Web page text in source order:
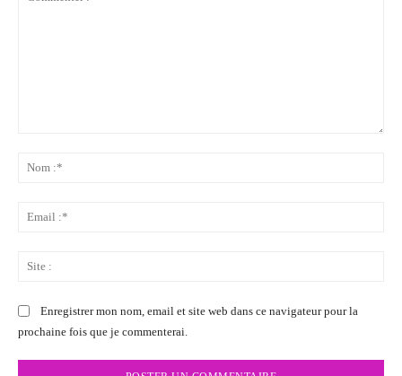
Enregistrer mon nom, email et site web dans ce navigateur pour la
prochaine fois que je commenterai.